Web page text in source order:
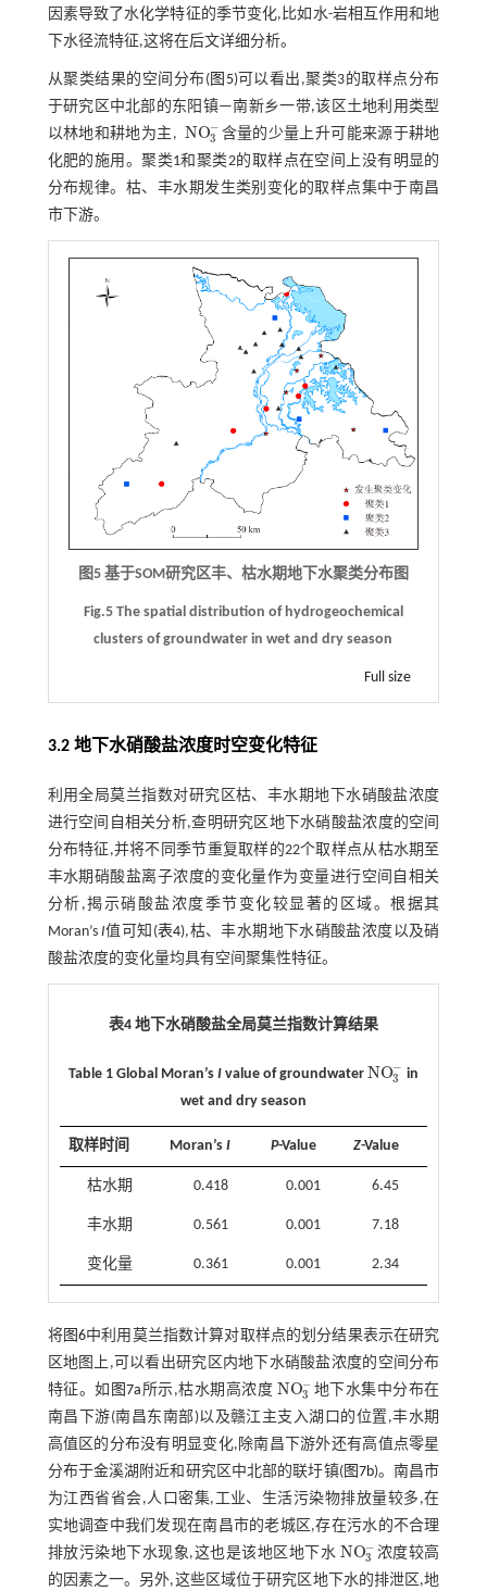
因素导致了水化学特征的季节变化,比如水-岩相互作用和地
下水径流特征,这将在后文详细分析。
从聚类结果的空间分布(图5)可以看出,聚类3的取样点分布
于研究区中北部的东阳镇—南新乡一带,该区土地利用类型
以林地和耕地为主, NO−
3
NO3- 含量的少量上升可能来源于耕地
化肥的施用。聚类1和聚类2的取样点在空间上没有明显的
分布规律。枯、丰水期发生类别变化的取样点集中于南昌
市下游。
图5 基于SOM研究区丰、枯水期地下水聚类分布图
Fig.5 The spatial distribution of hydrogeochemical
clusters of groundwater in wet and dry season
Full size
3.2 地下水硝酸盐浓度时空变化特征
利用全局莫兰指数对研究区枯、丰水期地下水硝酸盐浓度
进行空间自相关分析,查明研究区地下水硝酸盐浓度的空间
分布特征,并将不同季节重复取样的22个取样点从枯水期至
丰水期硝酸盐离子浓度的变化量作为变量进行空间自相关
分析,揭示硝酸盐浓度季节变化较显著的区域。根据其
Moran’s I值可知(表4),枯、丰水期地下水硝酸盐浓度以及硝
酸盐浓度的变化量均具有空间聚集性特征。
表4 地下水硝酸盐全局莫兰指数计算结果
Table 1 Global Moran’s Ivalue of groundwater NO−
3
NO3- in
wet and dry season
取样时间 Moran’s I P-Value Z-Value
枯水期 0.418 0.001 6.45
丰水期 0.561 0.001 7.18
变化量 0.361 0.001 2.34
将图6中利用莫兰指数计算对取样点的划分结果表示在研究
区地图上,可以看出研究区内地下水硝酸盐浓度的空间分布
特征。如 图7a所示,枯水期高浓度 NO−
3
NO3- 地下水集中分布在
南昌下游(南昌东南部)以及赣江主支入湖口的位置,丰水期
高值区的分布没有明显变化,除南昌下游外还有高值点零星
分布于金溪湖附近和研究区中北部的联圩镇(图7b)。南昌市
为江西省省会,人口密集,工业、生活污染物排放量较多,在
实地调查中我们发现在南昌市的老城区,存在污水的不合理
排放污染地下水现象,这也是该地区地下水 NO−
3
NO3- 浓度较高
的因素之一。另外,这些区域位于研究区地下水的排泄区,地